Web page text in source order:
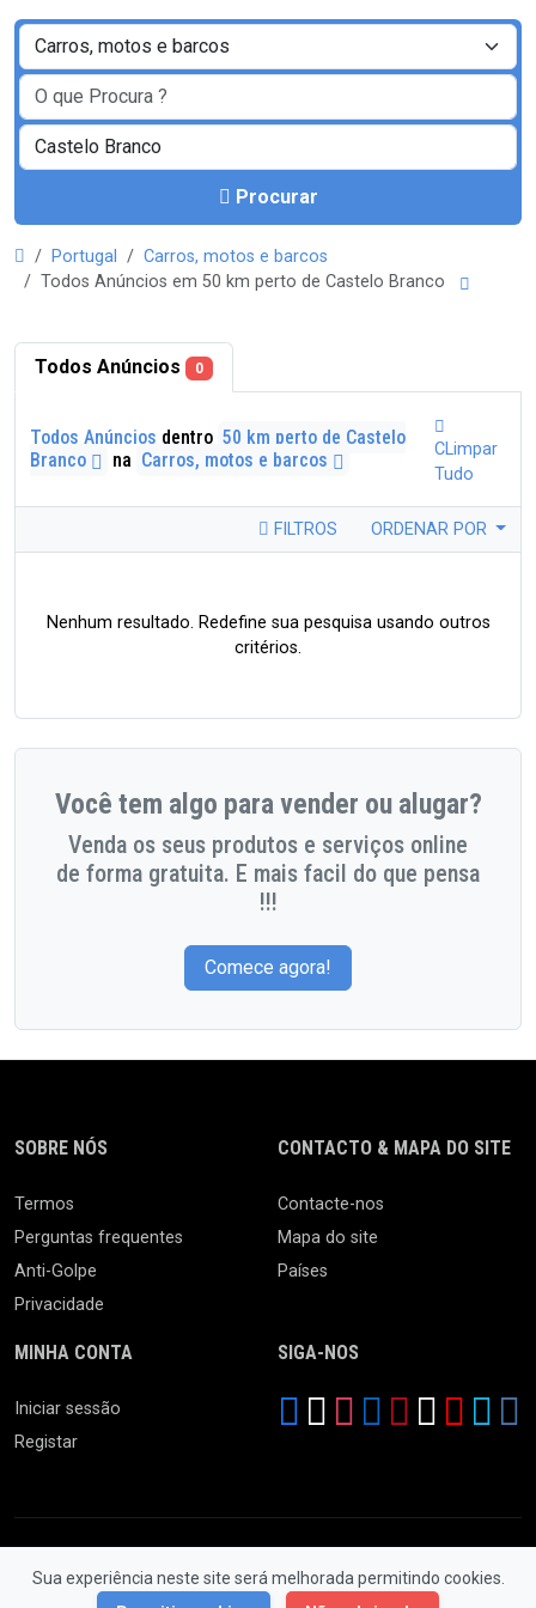
Procurar
Portugal
Carros, motos e barcos
Todos Anúncios em 50 km perto de Castelo Branco
Todos Anúncios 0
Todos Anúncios dentro 50 km perto de Castelo
Branco
na Carros, motos e barcos
CLimpar
Tudo
FILTROS ORDENAR POR
Nenhum resultado. Redefine sua pesquisa usando outros
critérios.
Você tem algo para vender ou alugar?
Venda os seus produtos e serviços online
de forma gratuita. E mais facil do que pensa
!!!
Comece agora!
Sua experiência neste site será melhorada permitindo cookies.
SOBRE NÓS
Termos
Perguntas frequentes
Anti-Golpe
Privacidade
CONTACTO & MAPA DO SITE
Contacte-nos
Mapa do site
Países
MINHA CONTA
Iniciar sessão
Registar
SIGA-NOS
© 2026 Feira da Ladra. Todos os Direitos Reservados.